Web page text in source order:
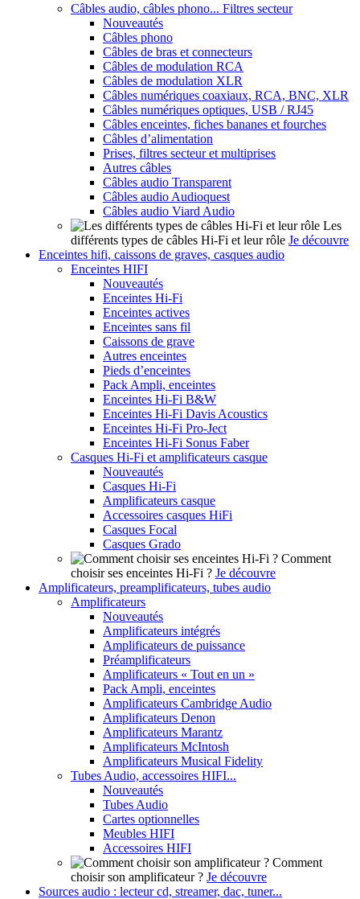
Câbles audio, câbles phono... Filtres secteur
Nouveautés
Câbles phono
Câbles de bras et connecteurs
Câbles de modulation RCA
Câbles de modulation XLR
Câbles numériques coaxiaux, RCA, BNC, XLR
Câbles numériques optiques, USB / RJ45
Câbles enceintes, fiches bananes et fourches
Câbles d’alimentation
Prises, filtres secteur et multiprises
Autres câbles
Câbles audio Transparent
Câbles audio Audioquest
Câbles audio Viard Audio
Les
différents types de câbles Hi-Fi et leur rôle Je découvre
Enceintes hifi, caissons de graves, casques audio
Enceintes HIFI
Nouveautés
Enceintes Hi-Fi
Enceintes actives
Enceintes sans fil
Caissons de grave
Autres enceintes
Pieds d’enceintes
Pack Ampli, enceintes
Enceintes Hi-Fi B&W
Enceintes Hi-Fi Davis Acoustics
Enceintes Hi-Fi Pro-Ject
Enceintes Hi-Fi Sonus Faber
Casques Hi-Fi et amplificateurs casque
Nouveautés
Casques Hi-Fi
Amplificateurs casque
Accessoires casques HiFi
Casques Focal
Casques Grado
Comment
choisir ses enceintes Hi-Fi ? Je découvre
Amplificateurs, preamplificateurs, tubes audio
Amplificateurs
Nouveautés
Amplificateurs intégrés
Amplificateurs de puissance
Préamplificateurs
Amplificateurs « Tout en un »
Pack Ampli, enceintes
Amplificateurs Cambridge Audio
Amplificateurs Denon
Amplificateurs Marantz
Amplificateurs McIntosh
Amplificateurs Musical Fidelity
Tubes Audio, accessoires HIFI...
Nouveautés
Tubes Audio
Cartes optionnelles
Meubles HIFI
Accessoires HIFI
Comment
choisir son amplificateur ? Je découvre
Sources audio : lecteur cd, streamer, dac, tuner...